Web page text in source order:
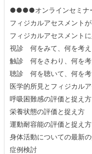
●●●●オンラインセミ
フィジカルアセスメント
フィジカルアセスメント
視診 何をみて、何を考え
触診 何をさわり、何を考
聴診 何を聴いて、何を考
医学的所見とフィジカル
呼吸困難感の評価と捉え方
栄養状態の評価と捉え方
運動耐容能の評価と捉え方
身体活動についての最新
症例検討